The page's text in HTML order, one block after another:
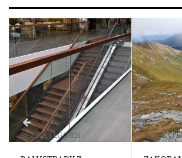
BEZ KATEGORII BEZ